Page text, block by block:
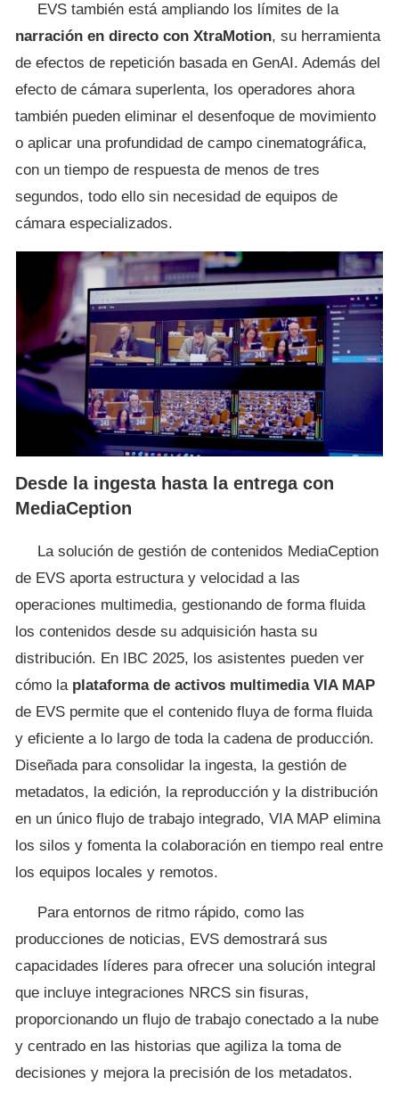
EVS también está ampliando los límites de la
narración en directo con XtraMotion, su herramienta
de efectos de repetición basada en GenAI. Además del
efecto de cámara superlenta, los operadores ahora
también pueden eliminar el desenfoque de movimiento
o aplicar una profundidad de campo cinematográfica,
con un tiempo de respuesta de menos de tres
segundos, todo ello sin necesidad de equipos de
cámara especializados.
Desde la ingesta hasta la entrega con
MediaCeption
La solución de gestión de contenidos MediaCeption
de EVS aporta estructura y velocidad a las
operaciones multimedia, gestionando de forma fluida
los contenidos desde su adquisición hasta su
distribución. En IBC 2025, los asistentes pueden ver
cómo la plataforma de activos multimedia VIA MAP
de EVS permite que el contenido fluya de forma fluida
y eficiente a lo largo de toda la cadena de producción.
Diseñada para consolidar la ingesta, la gestión de
metadatos, la edición, la reproducción y la distribución
en un único flujo de trabajo integrado, VIA MAP elimina
los silos y fomenta la colaboración en tiempo real entre
los equipos locales y remotos.
Para entornos de ritmo rápido, como las
producciones de noticias, EVS demostrará sus
capacidades líderes para ofrecer una solución integral
que incluye integraciones NRCS sin fisuras,
proporcionando un flujo de trabajo conectado a la nube
y centrado en las historias que agiliza la toma de
decisiones y mejora la precisión de los metadatos.